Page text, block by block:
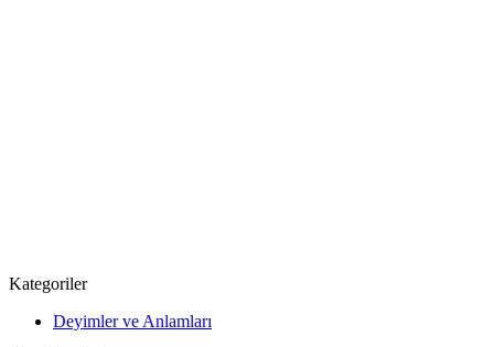
Kategoriler
Deyimler ve Anlamları